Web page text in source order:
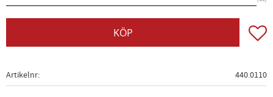
KÖP
Artikelnr 440.0110